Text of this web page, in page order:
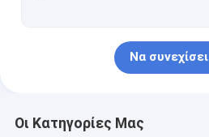
Να συνεχίσει
Οι Κατηγορίες Μας